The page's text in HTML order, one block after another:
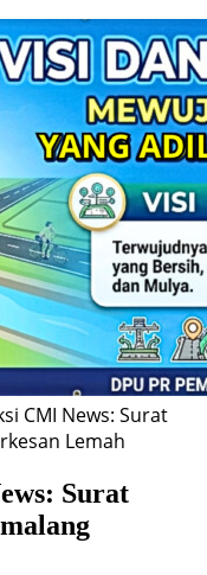
CMI News: Surat
Lemah
Surat